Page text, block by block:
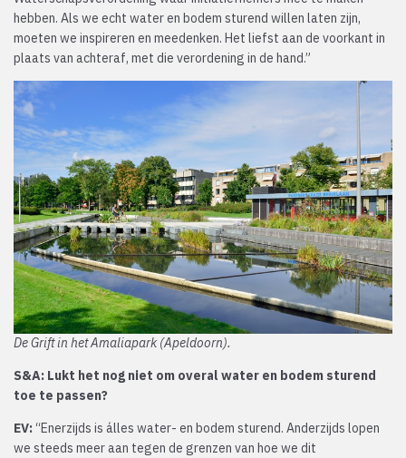
hebben. Als we echt water en bodem sturend willen laten zijn,
moeten we inspireren en meedenken. Het liefst aan de voorkant in
plaats van achteraf, met die verordening in de hand.”
De Grift in het Amaliapark (Apeldoorn).
S&A: Lukt het nog niet om overal water en bodem sturend
toe te passen?
EV: “Enerzijds is álles water- en bodem sturend. Anderzijds lopen
we steeds meer aan tegen de grenzen van hoe we dit